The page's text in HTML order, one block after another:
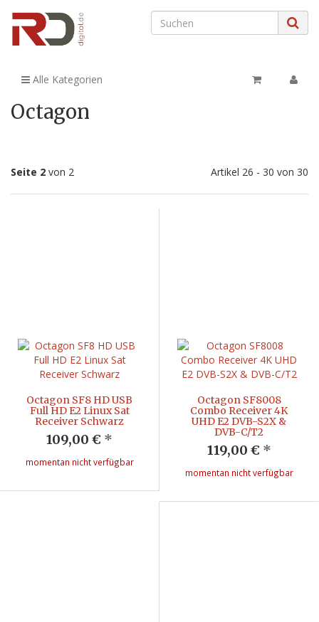
Alle Kategorien
Octagon
Seite 2 von 2 Artikel 26 - 30 von 30
Octagon SF8 HD USB
Full HD E2 Linux Sat
Receiver Schwarz
109,00 € *
momentan nicht verfügbar
Octagon SF8008
Combo Receiver 4K
UHD E2 DVB-S2X &
DVB-C/T2
119,00 € *
momentan nicht verfügbar